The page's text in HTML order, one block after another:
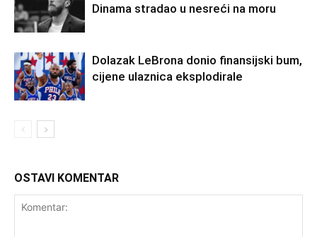
Dinama stradao u nesreći na moru
Dolazak LeBrona donio finansijski bum,
cijene ulaznica eksplodirale
OSTAVI KOMENTAR